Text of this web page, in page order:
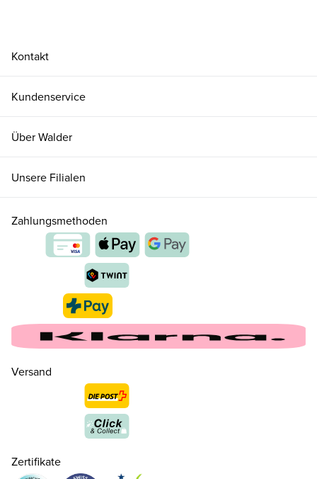
25 CHF 89.00
26
CHF 89.00
CHF 89.00
30 CHF 99.00
31 CHF 99.00
CHF 99.00
33 CHF 99.00
Kontakt
Kundenservice
Über Walder
Unsere Filialen
Zahlungsmethoden
Versand
Zertifikate